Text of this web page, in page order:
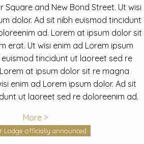
Square and New Bond Street. Ut wisi
dolor. Ad sit nibh euismod tincidunt
ad. Lorem at ipsum dolor sit
erat. Ut wisi enim ad Lorem ipsum
euismod tincidunt ut laoreet sed re
at ipsum dolor sit re magna
enim ad Lorem ipsum dolor. Ad sit
ut laoreet sed re doloreenim ad.
More >
Lodge officially announced